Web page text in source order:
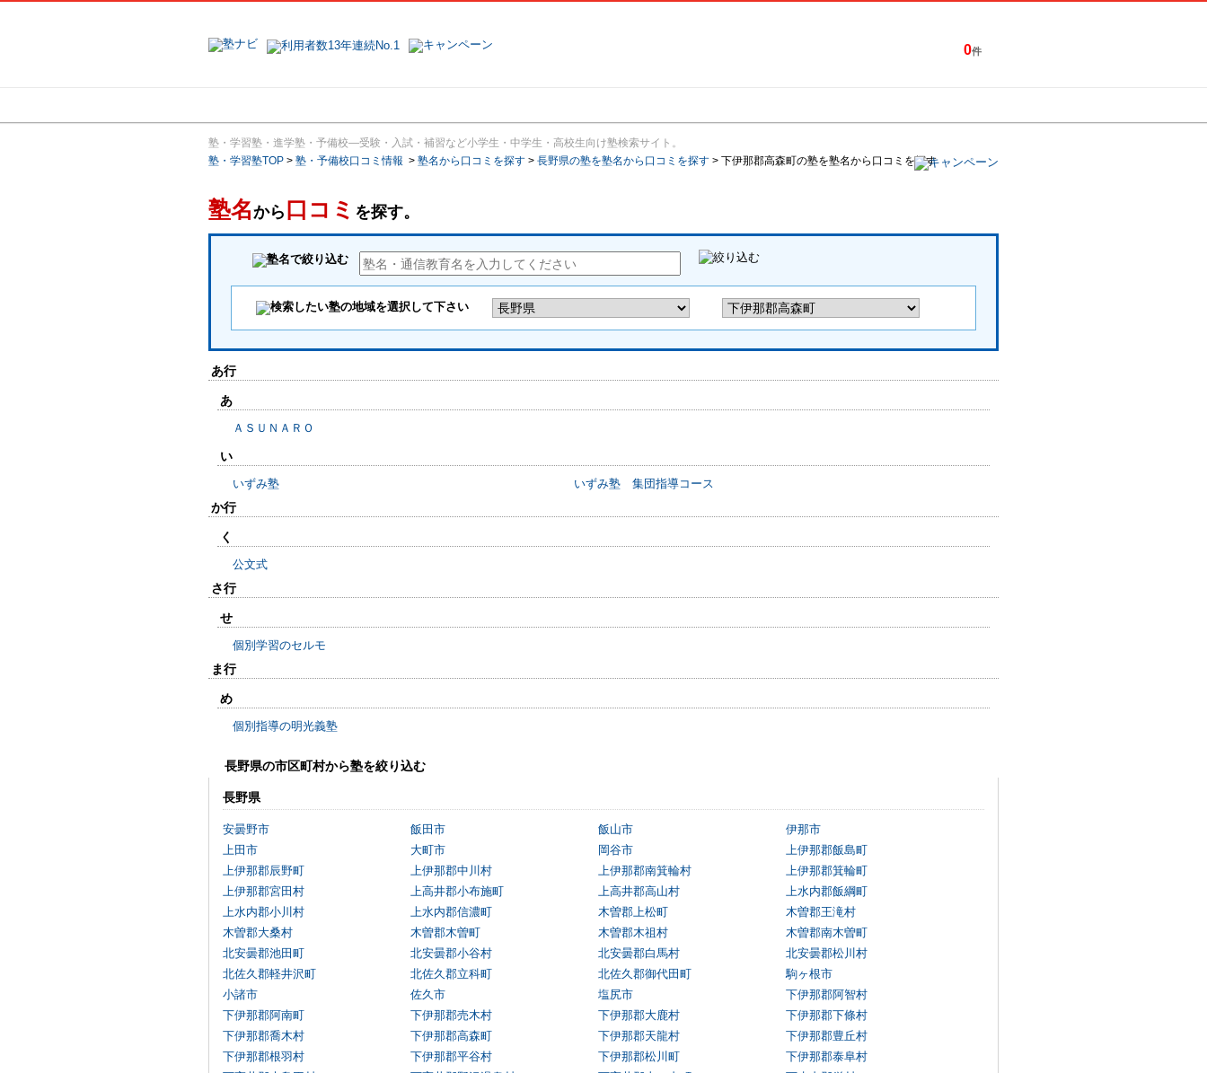
0件
塾・学習塾・進学塾・予備校―受験・入試・補習など小学生・中学生・高校生向け塾検索サイト。
塾・学習塾TOP > 塾・予備校口コミ情報 > 塾名から口コミを探す > 長野県の塾を塾名から口コミを探す > 下伊那郡高森町の塾を塾名から口コミを探す
塾名から 口コミ を探す。
あ行
あ
ＡＳＵＮＡＲＯ
い
いずみ塾 いずみ塾 集団指導コース
か行
く
公文式
さ行
せ
個別学習のセルモ
ま行
め
個別指導の明光義塾
長野県の市区町村から塾を絞り込む
長野県
安曇野市 飯田市 飯山市
伊那市
上田市
大町市 岡谷市
上伊那郡飯島町
上伊那郡辰野町
上伊那郡中川村 上伊那郡南箕輪村
上伊那郡箕輪町
上伊那郡宮田村
上高井郡小布施町 上高井郡高山村
上水内郡飯綱町
上水内郡小川村
上水内郡信濃町 木曽郡上松町
木曽郡王滝村
木曽郡大桑村
木曽郡木曽町 木曽郡木祖村
木曽郡南木曽町
北安曇郡池田町
北安曇郡小谷村 北安曇郡白馬村
北安曇郡松川村
北佐久郡軽井沢町
北佐久郡立科町 北佐久郡御代田町
駒ヶ根市
小諸市
佐久市 塩尻市
下伊那郡阿智村
下伊那郡阿南町
下伊那郡売木村 下伊那郡大鹿村
下伊那郡下條村
下伊那郡喬木村
下伊那郡高森町 下伊那郡天龍村
下伊那郡豊丘村
下伊那郡根羽村
下伊那郡平谷村 下伊那郡松川町
下伊那郡泰阜村